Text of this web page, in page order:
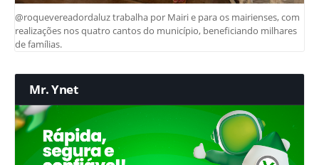
@roquevereadordaluz trabalha por Mairi e para os mairienses, com
realizações nos quatro cantos do município, beneficiando milhares
de famílias.
Mr. Ynet